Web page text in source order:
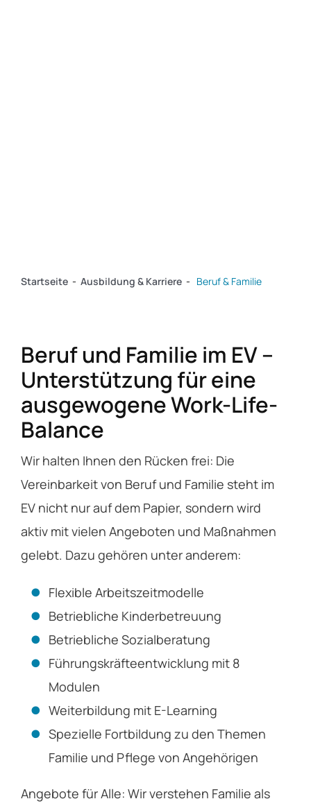
Startseite - Ausbildung & Karriere - Beruf & Familie
Beruf und Familie im EV –
Unterstützung für eine
ausgewogene Work-Life-
Balance
Wir halten Ihnen den Rücken frei: Die
Vereinbarkeit von Beruf und Familie steht im
EV nicht nur auf dem Papier, sondern wird
aktiv mit vielen Angeboten und Maßnahmen
gelebt. Dazu gehören unter anderem:
Flexible Arbeitszeitmodelle
Betriebliche Kinderbetreuung
Betriebliche Sozialberatung
Führungskräfteentwicklung mit 8
Modulen
Weiterbildung mit E-Learning
Spezielle Fortbildung zu den Themen
Familie und Pflege von Angehörigen
Angebote für Alle: Wir verstehen Familie als